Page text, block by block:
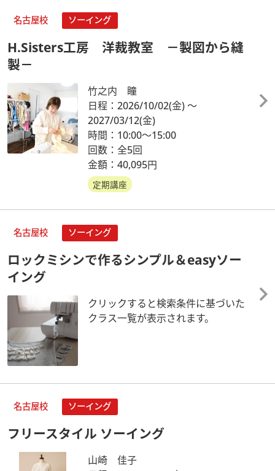
名古屋校 ソーイング
H.Sisters工房 洋裁教室 －製図から縫
製－
竹之内 瞳
日程：2026/10/02(金)～
2027/03/12(金)
時間：10:00～15:00
回数：全5回
金額：40,095円
定期講座
名古屋校 ソーイング
ロックミシンで作るシンプル＆easyソー
イング
クリックすると検索条件に基づいた
クラス一覧が表示されます。
名古屋校 ソーイング
フリースタイル ソーイング
山崎 佳子